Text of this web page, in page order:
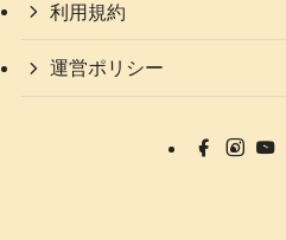
利用規約
運営ポリシー